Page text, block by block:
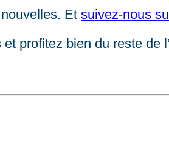
Et suivez-nous
profitez bien du reste de